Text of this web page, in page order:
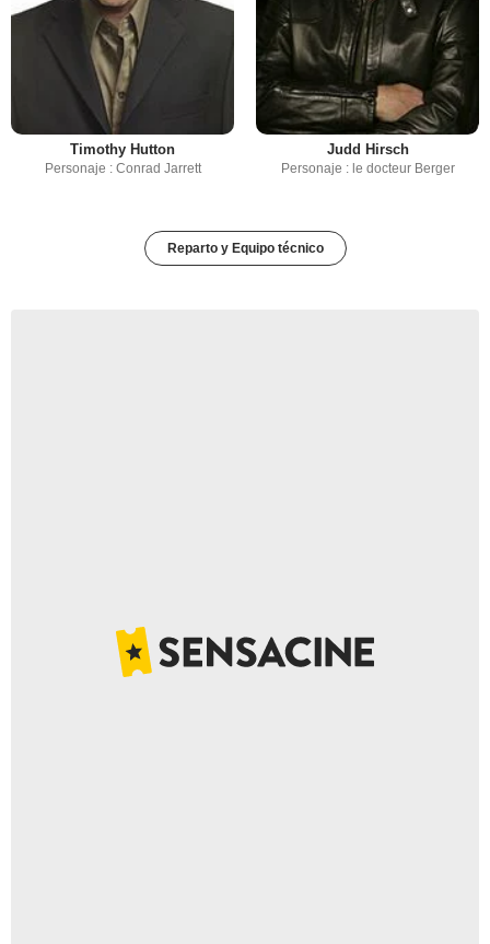
Timothy Hutton
Personaje : Conrad Jarrett
Judd Hirsch
Personaje : le docteur Berger
Reparto y Equipo técnico